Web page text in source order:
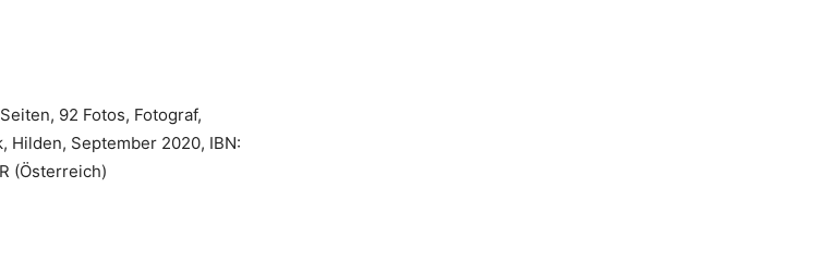
92 Fotos, Fotograf,
Hilden, September 2020, IBN:
(Österreich)